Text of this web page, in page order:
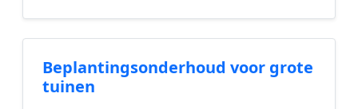
Beplantingsonderhoud voor grote
tuinen